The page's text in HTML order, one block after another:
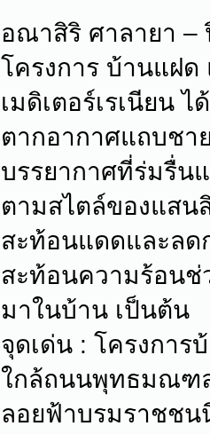
อณาสิริ ศาลายา –
โครงการ บ้านแฝด
เมดิเตอร์เรเนียน
ตากอากาศแถบชา
บรรยากาศที่ร่มรื่น
ตามสไตล์ของแสน
สะท้อนแดดและลด
สะท้อนความร้อนช่
มาในบ้าน เป็นต้น
จุดเด่น : โครงการ
ใกล้ถนนพุทธมณฑ
ลอยฟ้าบรมราชชน